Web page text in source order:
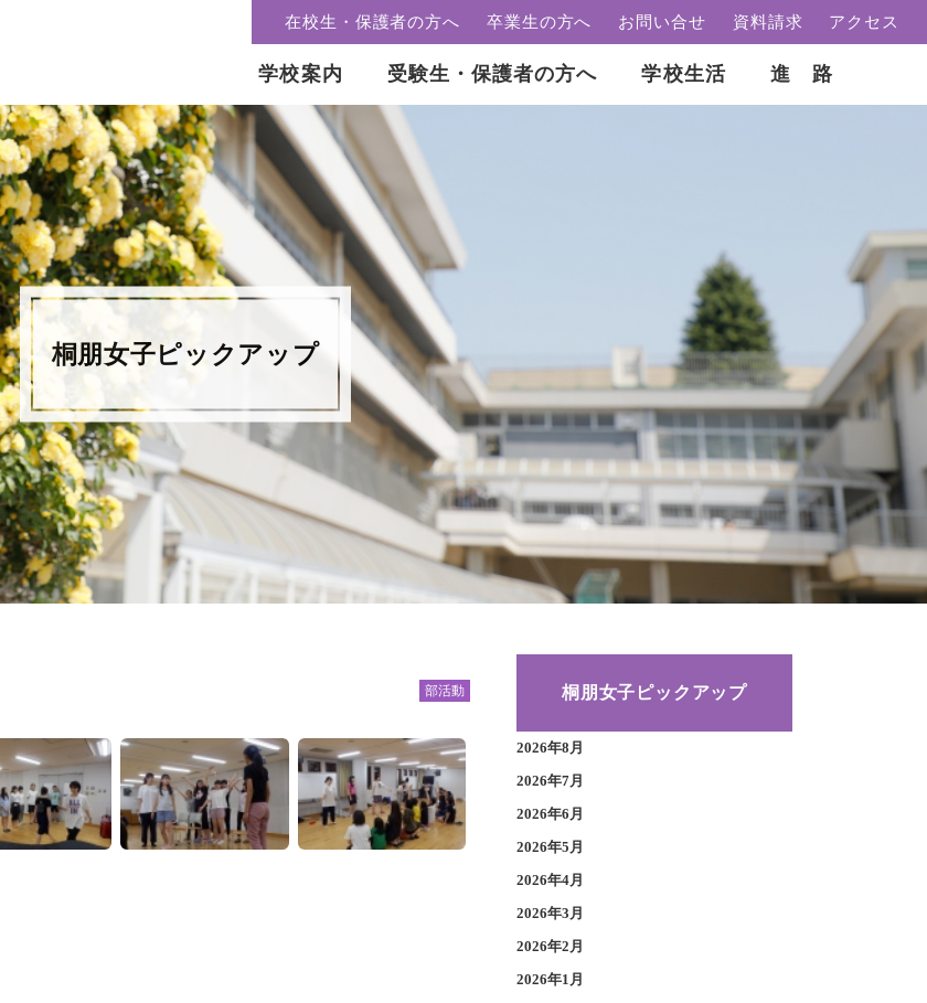
在校生・保護者の方へ 卒業生の方へ お問い合せ 資料請求 アクセス
学校案内 受験生・保護者の方へ 学校生活 進 路
桐朋女子ピックアップ
部活動 桐朋女子ピックアップ
2026年8月
2026年7月
2026年6月
2026年5月
2026年4月
2026年3月
2026年2月
2026年1月